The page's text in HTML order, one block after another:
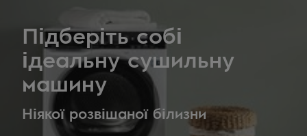
Підберіть собі
ідеальну сушильну
машину
Ніякої розвішаної білизни